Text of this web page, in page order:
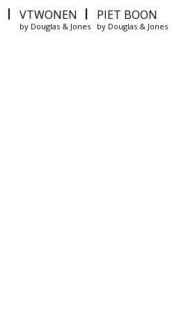
VTWONEN
by Douglas & Jones
PIET BOON
by Douglas & Jones